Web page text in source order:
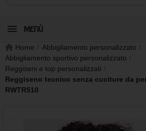
MENÙ
Home
Abbigliamento personalizzato
Abbigliamento sportivo personalizzato
Reggiseni e top personalizzati
Reggiseno tecnico senza cuciture da
RWTR510